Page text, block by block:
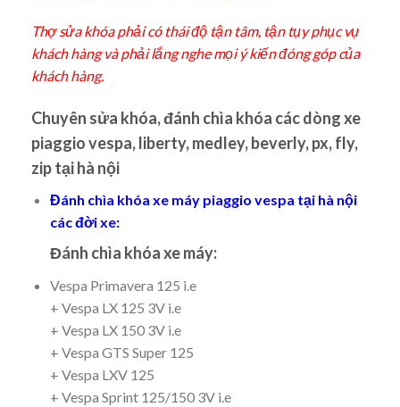
Thợ sửa khóa phải có thái độ tận tâm, tận tụy phục vụ
khách hàng và phải lắng nghe mọi ý kiến đóng góp của
khách hàng.
Chuyên sửa khóa, đánh chìa khóa các dòng xe
piaggio vespa, liberty, medley, beverly, px, fly,
zip tại hà nội
Đánh chìa khóa xe máy piaggio vespa tại hà nội
các đời xe:
Đánh chìa khóa xe máy:
Vespa Primavera 125 i.e
+ Vespa LX 125 3V i.e
+ Vespa LX 150 3V i.e
+ Vespa GTS Super 125
+ Vespa LXV 125
+ Vespa Sprint 125/150 3V i.e